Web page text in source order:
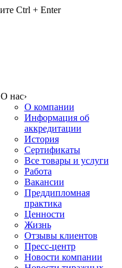
Ctrl + Enter
О нас›
О компании
Информация об
аккредитации
История
Сертификаты
Все товары и услуги
Работа
Вакансии
Преддипломная
практика
Ценности
Жизнь
Отзывы клиентов
Пресс-центр
Новости компании